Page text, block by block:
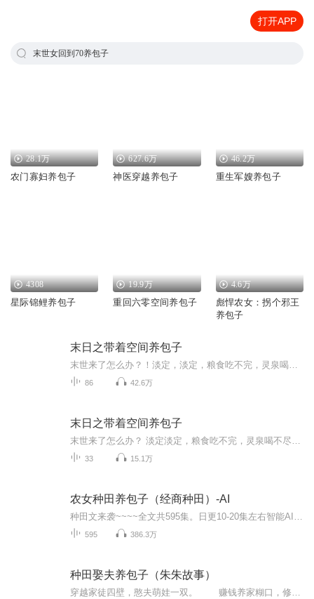
打开APP
末世女回到70养包子
28.1万
农门寡妇养包子
627.6万
神医穿越养包子
46.2万
重生军嫂养包子
4308
星际锦鲤养包子
19.9万
重回六零空间养包子
4.6万
彪悍农女：拐个邪王
养包子
末日之带着空间养包子
86 42.6万
末日之带着空间养包子
33 15.1万
农女种田养包子（经商种田）-AI
595 386.3万
种田娶夫养包子（朱朱故事）